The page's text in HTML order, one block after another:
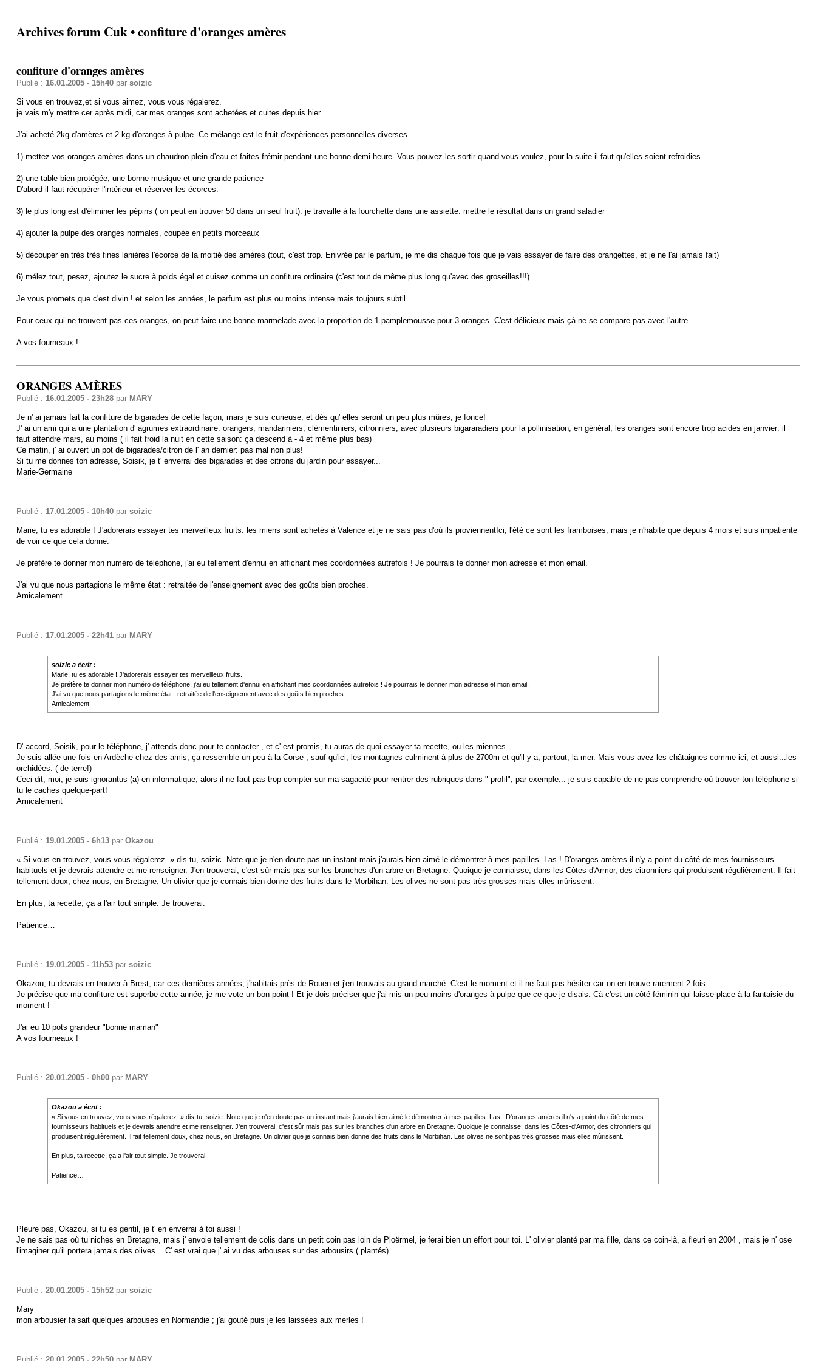
Archives forum Cuk • confiture d'oranges amères
confiture d'oranges amères
Publié : 16.01.2005 - 15h40par soizic
Si vous en trouvez,et si vous aimez, vous vous régalerez.
je vais m'y mettre cer après midi, car mes oranges sont achetées et cuites depuis hier.
J'ai acheté 2kg d'amères et 2 kg d'oranges à pulpe. Ce mélange est le fruit d'expèriences personnelles diverses.
1) mettez vos oranges amères dans un chaudron plein d'eau et faites frémir pendant une bonne demi-heure. Vous pouvez les sortir quand vous voulez, pour la suite il faut qu'elles soient refroidies.
2) une table bien protégée, une bonne musique et une grande patience
D'abord il faut récupérer l'intérieur et réserver les écorces.
3) le plus long est d'éliminer les pépins ( on peut en trouver 50 dans un seul fruit). je travaille à la fourchette dans une assiette. mettre le résultat dans un grand saladier
4) ajouter la pulpe des oranges normales, coupée en petits morceaux
5) découper en très très fines lanières l'écorce de la moitié des amères (tout, c'est trop. Enivrée par le parfum, je me dis chaque fois que je vais essayer de faire des orangettes, et je ne l'ai jamais fait)
6) mélez tout, pesez, ajoutez le sucre à poids égal et cuisez comme un confiture ordinaire (c'est tout de même plus long qu'avec des groseilles!!!)
Je vous promets que c'est divin ! et selon les années, le parfum est plus ou moins intense mais toujours subtil.
Pour ceux qui ne trouvent pas ces oranges, on peut faire une bonne marmelade avec la proportion de 1 pamplemousse pour 3 oranges. C'est délicieux mais çà ne se compare pas avec l'autre.
A vos fourneaux !
ORANGES AMÈRES
Publié : 16.01.2005 - 23h28par MARY
Je n' ai jamais fait la confiture de bigarades de cette façon, mais je suis curieuse, et dès qu' elles seront un peu plus mûres, je fonce!
J' ai un ami qui a une plantation d' agrumes extraordinaire: orangers, mandariniers, clémentiniers, citronniers, avec plusieurs bigararadiers pour la pollinisation; en général, les oranges sont encore trop acides en janvier: il
faut attendre mars, au moins ( il fait froid la nuit en cette saison: ça descend à - 4 et même plus bas)
Ce matin, j' ai ouvert un pot de bigarades/citron de l' an dernier: pas mal non plus!
Si tu me donnes ton adresse, Soisik, je t' enverrai des bigarades et des citrons du jardin pour essayer...
Marie-Germaine
Publié : 17.01.2005 - 10h40par soizic
Marie, tu es adorable ! J'adorerais essayer tes merveilleux fruits. les miens sont achetés à Valence et je ne sais pas d'où ils proviennentIci, l'été ce sont les framboises, mais je n'habite que depuis 4 mois et suis impatiente
de voir ce que cela donne.
Je préfère te donner mon numéro de téléphone, j'ai eu tellement d'ennui en affichant mes coordonnées autrefois ! Je pourrais te donner mon adresse et mon email.
J'ai vu que nous partagions le même état : retraitée de l'enseignement avec des goûts bien proches.
Amicalement
Publié : 17.01.2005 - 22h41par MARY
soizic a écrit :
Marie, tu es adorable ! J'adorerais essayer tes merveilleux fruits.
Je préfère te donner mon numéro de téléphone, j'ai eu tellement d'ennui en affichant mes coordonnées autrefois ! Je pourrais te donner mon adresse et mon email.
J'ai vu que nous partagions le même état : retraitée de l'enseignement avec des goûts bien proches.
Amicalement
D' accord, Soisik, pour le téléphone, j' attends donc pour te contacter , et c' est promis, tu auras de quoi essayer ta recette, ou les miennes.
Je suis allée une fois en Ardèche chez des amis, ça ressemble un peu à la Corse , sauf qu'ici, les montagnes culminent à plus de 2700m et qu'il y a, partout, la mer. Mais vous avez les châtaignes comme ici, et aussi...les
orchidées. ( de terre!)
Ceci-dit, moi, je suis ignorantus (a) en informatique, alors il ne faut pas trop compter sur ma sagacité pour rentrer des rubriques dans " profil", par exemple... je suis capable de ne pas comprendre où trouver ton téléphone si
tu le caches quelque-part!
Amicalement
Publié : 19.01.2005 - 6h13par Okazou
« Si vous en trouvez, vous vous régalerez. » dis-tu, soizic. Note que je n'en doute pas un instant mais j'aurais bien aimé le démontrer à mes papilles. Las ! D'oranges amères il n'y a point du côté de mes fournisseurs
habituels et je devrais attendre et me renseigner. J'en trouverai, c'est sûr mais pas sur les branches d'un arbre en Bretagne. Quoique je connaisse, dans les Côtes-d'Armor, des citronniers qui produisent régulièrement. Il fait
tellement doux, chez nous, en Bretagne. Un olivier que je connais bien donne des fruits dans le Morbihan. Les olives ne sont pas très grosses mais elles mûrissent.
En plus, ta recette, ça a l'air tout simple. Je trouverai.
Patience…
Publié : 19.01.2005 - 11h53par soizic
Okazou, tu devrais en trouver à Brest, car ces dernières années, j'habitais près de Rouen et j'en trouvais au grand marché. C'est le moment et il ne faut pas hésiter car on en trouve rarement 2 fois.
Je précise que ma confiture est superbe cette année, je me vote un bon point ! Et je dois préciser que j'ai mis un peu moins d'oranges à pulpe que ce que je disais. Cà c'est un côté féminin qui laisse place à la fantaisie du
moment !
J'ai eu 10 pots grandeur "bonne maman"
A vos fourneaux !
Publié : 20.01.2005 - 0h00par MARY
Okazou a écrit :
« Si vous en trouvez, vous vous régalerez. » dis-tu, soizic. Note que je n'en doute pas un instant mais j'aurais bien aimé le démontrer à mes papilles. Las ! D'oranges amères il n'y a point du côté de mes
fournisseurs habituels et je devrais attendre et me renseigner. J'en trouverai, c'est sûr mais pas sur les branches d'un arbre en Bretagne. Quoique je connaisse, dans les Côtes-d'Armor, des citronniers qui
produisent régulièrement. Il fait tellement doux, chez nous, en Bretagne. Un olivier que je connais bien donne des fruits dans le Morbihan. Les olives ne sont pas très grosses mais elles mûrissent.
En plus, ta recette, ça a l'air tout simple. Je trouverai.
Patience…
Pleure pas, Okazou, si tu es gentil, je t' en enverrai à toi aussi !
Je ne sais pas où tu niches en Bretagne, mais j' envoie tellement de colis dans un petit coin pas loin de Ploërmel, je ferai bien un effort pour toi. L' olivier planté par ma fille, dans ce coin-là, a fleuri en 2004 , mais je n' ose
l'imaginer qu'il portera jamais des olives... C' est vrai que j' ai vu des arbouses sur des arbousirs ( plantés).
Publié : 20.01.2005 - 15h52par soizic
Mary
mon arbousier faisait quelques arbouses en Normandie ; j'ai gouté puis je les laissées aux merles !